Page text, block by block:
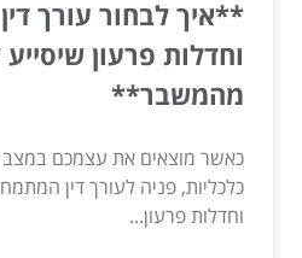
**איך לבחור עורך
וחדלות פרעון
מהמשבר**
כאשר מוצאים את עצמכם במצב
כלכליות, פניה לעורך דין
וחדלות פרעון...